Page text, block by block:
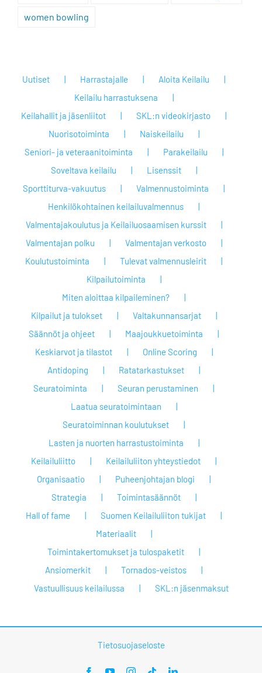
women bowling
Uutiset Harrastajalle
Aloita Keilailu
Keilailu harrastuksena
Keilahallit ja jäsenliitot
SKL:n videokirjasto
Nuorisotoiminta
Naiskeilailu
Seniori- ja veteraanitoiminta
Parakeilailu
Soveltava keilailu
Lisenssit
Sporttiturva-vakuutus
Valmennustoiminta
Henkilökohtainen keilailuvalmennus
Valmentajakoulutus ja Keilailuosaamisen kurssit
Valmentajan polku
Valmentajan verkosto
Koulutustoiminta
Tulevat valmennusleirit
Kilpailutoiminta
Miten aloittaa kilpaileminen?
Kilpailut ja tulokset
Valtakunnansarjat
Säännöt ja ohjeet
Maajoukkuetoiminta
Keskiarvot ja tilastot
Online Scoring
Antidoping
Ratatarkastukset
Seuratoiminta
Seuran perustaminen
Laatua seuratoimintaan
Seuratoiminnan koulutukset
Lasten ja nuorten harrastustoiminta
Keilailuliitto
Keilailuliiton yhteystiedot
Organisaatio
Puheenjohtajan blogi
Strategia
Toimintasäännöt
Hall of fame
Suomen Keilailuliiton tukijat
Materiaalit
Toimintakertomukset ja tulospaketit
Ansiomerkit
Tornados-veistos
Vastuullisuus keilailussa
SKL:n jäsenmaksut
Tietosuojaseloste